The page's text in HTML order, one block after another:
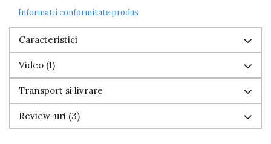
Informatii conformitate produs
Caracteristici
Video (1)
Transport si livrare
Review-uri (3)